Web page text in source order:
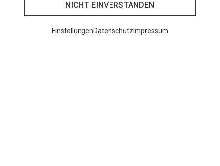
NICHT EINVERSTANDEN
EinstellungenDatenschutz Impressum